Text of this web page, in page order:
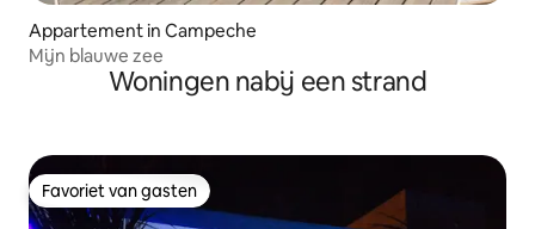
Appartement in Campeche
Mijn blauwe zee
Woningen nabij een strand
Favoriet van gasten
Favoriet van gasten